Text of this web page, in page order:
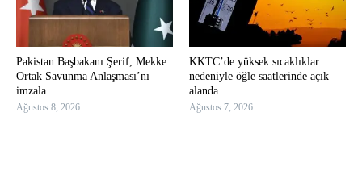
Pakistan Başbakanı Şerif, Mekke
Ortak Savunma Anlaşması’nı
imzala ...
Ağustos 8, 2026
KKTC’de yüksek sıcaklıklar
nedeniyle öğle saatlerinde açık
alanda ...
Ağustos 7, 2026